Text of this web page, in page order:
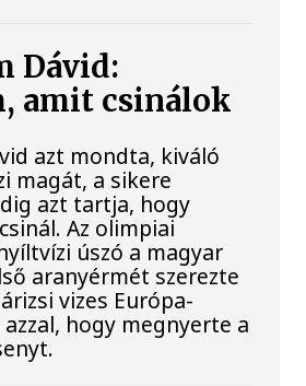
Dávid:
amit csinálok
azt mondta, kiváló
magát, a sikere
azt tartja, hogy
Az olimpiai
úszó a magyar
aranyérmét szerezte
vizes Európa-
hogy megnyerte a